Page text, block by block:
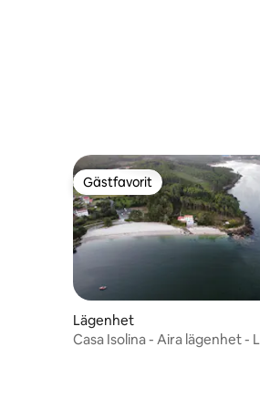
Gästfavorit
Gästfavorit
Lägenhet
Casa Isolina - Aira lägenhet -